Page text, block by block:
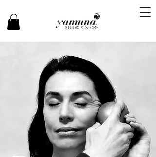
STUDIO & STORE